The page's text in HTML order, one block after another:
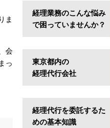
ま
会
っ
経理業務のこんな悩み
で困っていませんか？
東京都内の
経理代行会社
経理代行を委託するた
めの基本知識